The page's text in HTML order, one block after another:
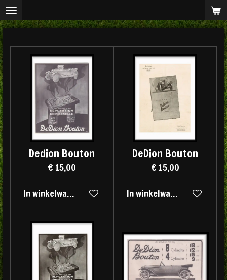
Ga
direct
hoofdinhoud
Dedion Bouton
€ 15,00
In winkelwagen
DeDion Bouton
€ 15,00
In winkelwagen